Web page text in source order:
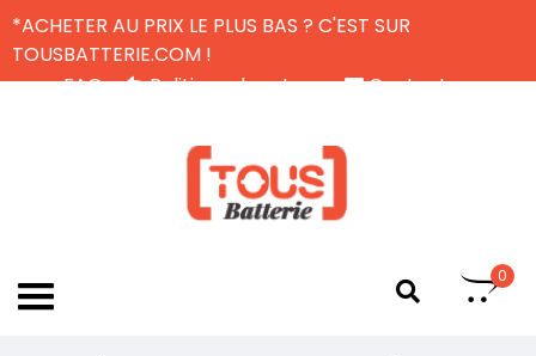
*ACHETER AU PRIX LE PLUS BAS ? C'EST SUR
TOUSBATTERIE.COM !
FAQ
Politique de retour
Contactez-nous
0